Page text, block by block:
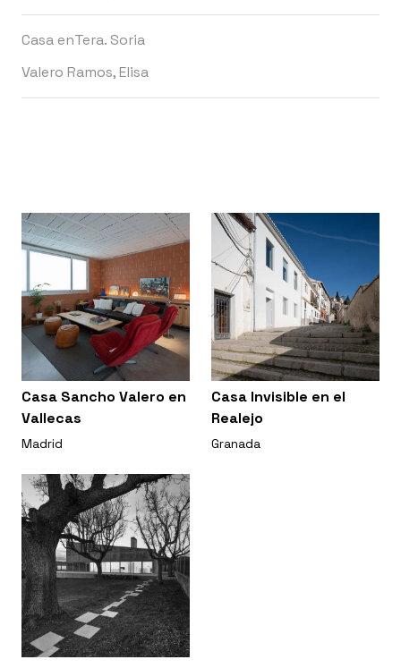
Casa enTera. Soria
Valero Ramos, Elisa
Casa Sancho Valero en
Vallecas
Madrid
Casa Invisible en el
Realejo
Granada